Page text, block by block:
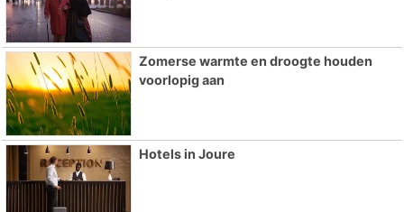
Zomerse warmte en droogte houden
voorlopig aan
Hotels in Joure